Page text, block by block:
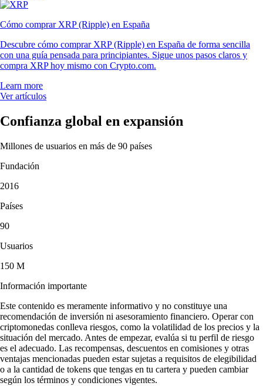
Cómo comprar XRP (Ripple) en España
Descubre cómo comprar XRP (Ripple) en España de forma sencilla
con una guía pensada para principiantes. Sigue unos pasos claros y
compra XRP hoy mismo con Crypto.com.
Learn more
Ver artículos
Confianza global en expansión
Millones de usuarios en más de 90 países
Fundación
2016
Países
90
Usuarios
150 M
Información importante
Este contenido es meramente informativo y no constituye una
recomendación de inversión ni asesoramiento financiero. Operar con
criptomonedas conlleva riesgos, como la volatilidad de los precios y la
situación del mercado. Antes de empezar, evalúa si tu perfil de riesgo
es el adecuado. Las recompensas, descuentos en comisiones y otras
ventajas mencionadas pueden estar sujetas a requisitos de elegibilidad
o a la cantidad de tokens que tengas en tu cartera y pueden cambiar
según los términos y condiciones vigentes.